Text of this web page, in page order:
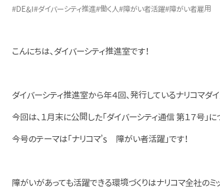
#DE&I #ダイバーシティ推進#働く人#障がい者活躍#障がい者雇用
こんにちは、ダイバーシティ推進室です！
ダイバーシティ推進室から年４回、発行しているナリコマダイ
今回は、１月末に公開した「ダイバーシティ通信 第１７号」に
今号のテーマは「ナリコマ’s 障がい者活躍」です！
障がいがあっても活躍できる環境づくりはナリコマ全社のミッ